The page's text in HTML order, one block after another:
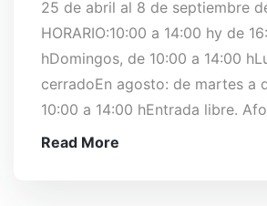
25 de abril al 8 de septiembre
HORARIO:10:00 a 14:00 hy de
hDomingos, de 10:00 a 14:00
cerradoEn agosto: de martes a
10:00 a 14:00 hEntrada libre.
Read More